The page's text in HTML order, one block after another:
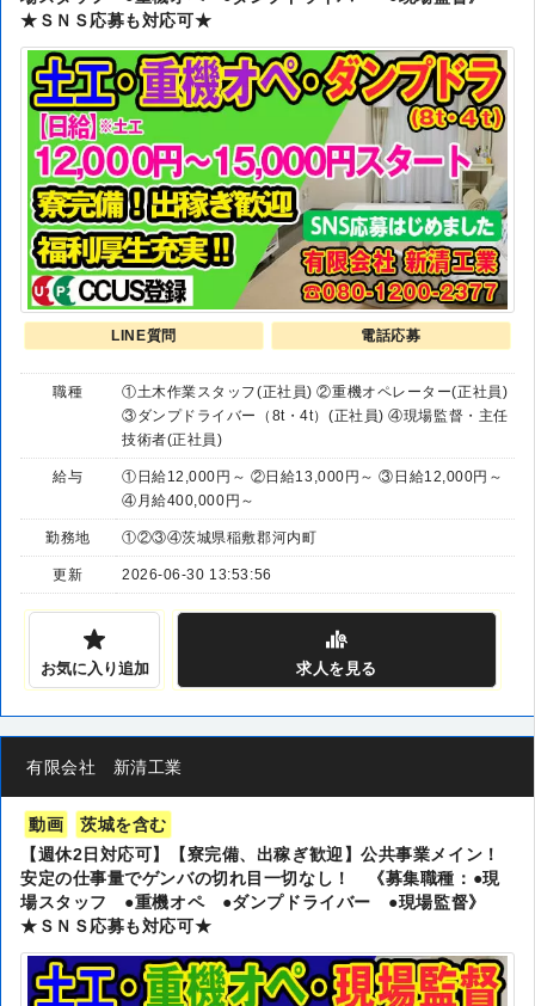
★ＳＮＳ応募も対応可★
LINE質問 電話応募
職種
①土木作業スタッフ(正社員) ②重機オペレーター(正社員)
③ダンプドライバー（8t・4t）(正社員) ④現場監督・主任
技術者(正社員)
給与
①日給12,000円～ ②日給13,000円～ ③日給12,000円～
④月給400,000円～
勤務地 ①②③④茨城県稲敷郡河内町
更新 2026-06-30 13:53:56
お気に入り追加 求人 を見る
有限会社 新清工業
動画
茨城を含む
【週休2日対応可】【寮完備、出稼ぎ歓迎】公共事業メイン！
安定の仕事量でゲンバの切れ目一切なし！ 《募集職種：●現
場スタッフ ●重機オペ ●ダンプドライバー ●現場監督》
★ＳＮＳ応募も対応可★